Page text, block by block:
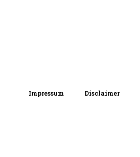
Impressum Disclaimer